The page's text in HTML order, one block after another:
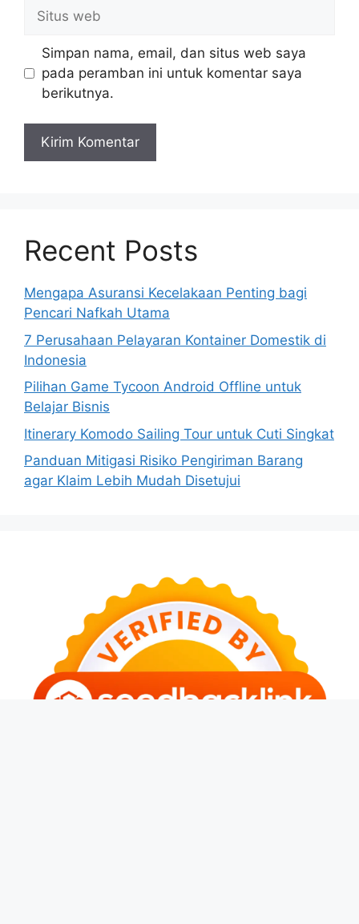
web
Simpan nama, email, dan situs web saya
pada peramban ini untuk komentar saya
berikutnya.
Recent Posts
Mengapa Asuransi Kecelakaan Penting bagi
Pencari Nafkah Utama
7 Perusahaan Pelayaran Kontainer Domestik di
Indonesia
Pilihan Game Tycoon Android Offline untuk
Belajar Bisnis
Itinerary Komodo Sailing Tour untuk Cuti Singkat
Panduan Mitigasi Risiko Pengiriman Barang
agar Klaim Lebih Mudah Disetujui